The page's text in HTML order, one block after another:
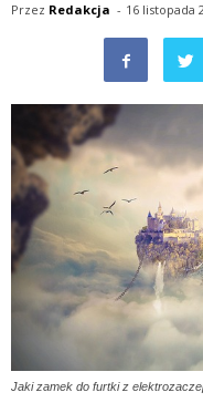
Przez Redakcja - 16 listopada
Jaki zamek do furtki z